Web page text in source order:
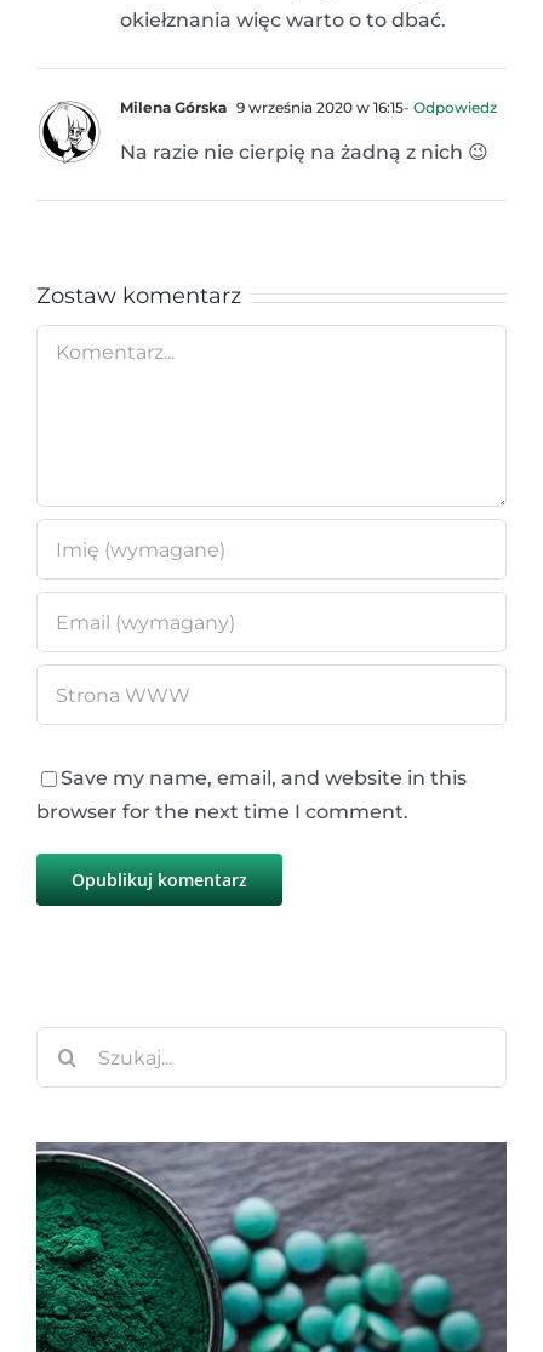
okiełznania więc warto o to dbać.
Milena Górska 9 września 2020 w 16:15- Odpowiedz
Na razie nie cierpię na żadną z nich 😉
Zostaw komentarz
Comment
Save my name, email, and website in this
browser for the next time I comment.